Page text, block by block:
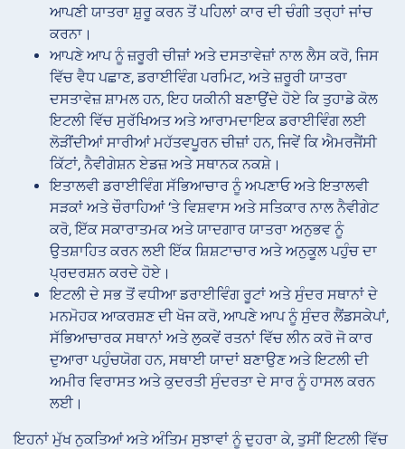
ਆਪਣੀ ਯਾਤਰਾ ਸ਼ੁਰੂ ਕਰਨ ਤੋਂ ਪਹਿਲਾਂ ਕਾਰ ਦੀ ਚੰਗੀ ਤਰ੍ਹਾਂ ਜਾਂਚ
ਕਰਨਾ।
ਆਪਣੇ ਆਪ ਨੂੰ ਜ਼ਰੂਰੀ ਚੀਜ਼ਾਂ ਅਤੇ ਦਸਤਾਵੇਜ਼ਾਂ ਨਾਲ ਲੈਸ ਕਰੋ, ਜਿਸ
ਵਿੱਚ ਵੈਧ ਪਛਾਣ, ਡਰਾਈਵਿੰਗ ਪਰਮਿਟ, ਅਤੇ ਜ਼ਰੂਰੀ ਯਾਤਰਾ
ਦਸਤਾਵੇਜ਼ ਸ਼ਾਮਲ ਹਨ, ਇਹ ਯਕੀਨੀ ਬਣਾਉਂਦੇ ਹੋਏ ਕਿ ਤੁਹਾਡੇ ਕੋਲ
ਇਟਲੀ ਵਿੱਚ ਸੁਰੱਖਿਅਤ ਅਤੇ ਆਰਾਮਦਾਇਕ ਡਰਾਈਵਿੰਗ ਲਈ
ਲੋੜੀਂਦੀਆਂ ਸਾਰੀਆਂ ਮਹੱਤਵਪੂਰਨ ਚੀਜ਼ਾਂ ਹਨ, ਜਿਵੇਂ ਕਿ ਐਮਰਜੈਂਸੀ
ਕਿੱਟਾਂ, ਨੈਵੀਗੇਸ਼ਨ ਏਡਜ਼ ਅਤੇ ਸਥਾਨਕ ਨਕਸ਼ੇ।
ਇਤਾਲਵੀ ਡਰਾਈਵਿੰਗ ਸੱਭਿਆਚਾਰ ਨੂੰ ਅਪਣਾਓ ਅਤੇ ਇਤਾਲਵੀ
ਸੜਕਾਂ ਅਤੇ ਚੌਰਾਹਿਆਂ ‘ਤੇ ਵਿਸ਼ਵਾਸ ਅਤੇ ਸਤਿਕਾਰ ਨਾਲ ਨੈਵੀਗੇਟ
ਕਰੋ, ਇੱਕ ਸਕਾਰਾਤਮਕ ਅਤੇ ਯਾਦਗਾਰ ਯਾਤਰਾ ਅਨੁਭਵ ਨੂੰ
ਉਤਸ਼ਾਹਿਤ ਕਰਨ ਲਈ ਇੱਕ ਸ਼ਿਸ਼ਟਾਚਾਰ ਅਤੇ ਅਨੁਕੂਲ ਪਹੁੰਚ ਦਾ
ਪ੍ਰਦਰਸ਼ਨ ਕਰਦੇ ਹੋਏ।
ਇਟਲੀ ਦੇ ਸਭ ਤੋਂ ਵਧੀਆ ਡਰਾਈਵਿੰਗ ਰੂਟਾਂ ਅਤੇ ਸੁੰਦਰ ਸਥਾਨਾਂ ਦੇ
ਮਨਮੋਹਕ ਆਕਰਸ਼ਣ ਦੀ ਖੋਜ ਕਰੋ, ਆਪਣੇ ਆਪ ਨੂੰ ਸੁੰਦਰ ਲੈਂਡਸਕੇਪਾਂ,
ਸੱਭਿਆਚਾਰਕ ਸਥਾਨਾਂ ਅਤੇ ਲੁਕਵੇਂ ਰਤਨਾਂ ਵਿੱਚ ਲੀਨ ਕਰੋ ਜੋ ਕਾਰ
ਦੁਆਰਾ ਪਹੁੰਚਯੋਗ ਹਨ, ਸਥਾਈ ਯਾਦਾਂ ਬਣਾਉਣ ਅਤੇ ਇਟਲੀ ਦੀ
ਅਮੀਰ ਵਿਰਾਸਤ ਅਤੇ ਕੁਦਰਤੀ ਸੁੰਦਰਤਾ ਦੇ ਸਾਰ ਨੂੰ ਹਾਸਲ ਕਰਨ
ਲਈ।
ਇਹਨਾਂ ਮੁੱਖ ਨੁਕਤਿਆਂ ਅਤੇ ਅੰਤਿਮ ਸੁਝਾਵਾਂ ਨੂੰ ਦੁਹਰਾ ਕੇ, ਤੁਸੀਂ ਇਟਲੀ ਵਿੱਚ